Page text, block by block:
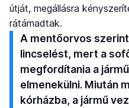
útját, megállásra
rátámadtak.
A mentőorvos
lincselést, mert a
megfordítania a
elmenekülni. Miután
kórházba, a jármű